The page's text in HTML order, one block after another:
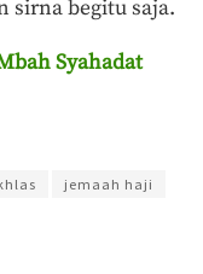
sirna begitu saja.
Syahadat
jemaah haji